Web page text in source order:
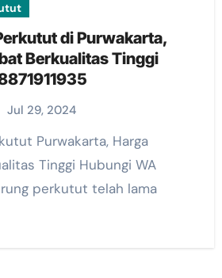
di Purwakarta,
Berkualitas Tinggi
Jul 29, 2024
Tinggi Hubungi WA
perkutut telah lama